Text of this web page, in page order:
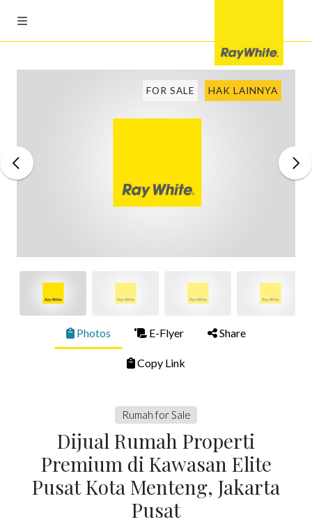
FOR SALE HAK LAINNYA
Photos E-Flyer Share
Copy Link
Rumah for Sale
Dijual Rumah Properti
Premium di Kawasan Elite
Pusat Kota Menteng, Jakarta
Pusat